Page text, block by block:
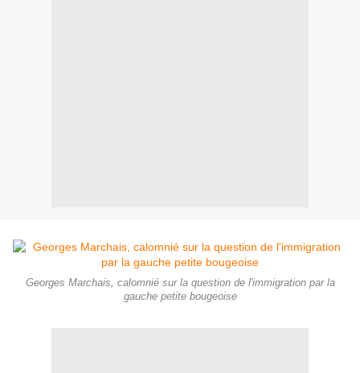
Georges Marchais, calomnié sur la question de l'immigration par la
gauche petite bougeoise